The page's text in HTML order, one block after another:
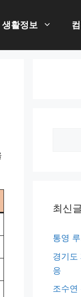
생활정보
최신
통영
경기도
응
조수연